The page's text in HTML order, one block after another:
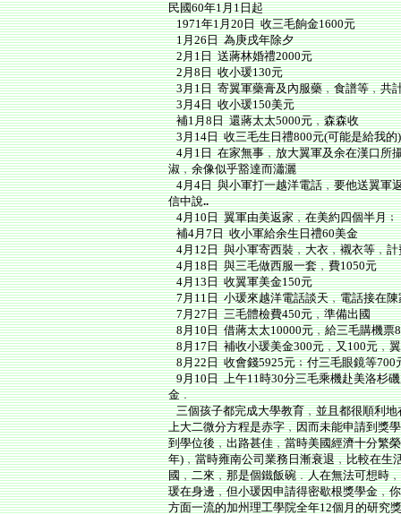
民國60年1月1日起
1971年1月20日 收三毛餉金1600元
1月26日 為庚戌年除夕
2月1日 送蔣林婚禮2000元
2月8日 收小瑗130元
3月1日 寄翼軍藥膏及內服藥﹐食譜等﹐共
3月4日 收小瑗150美元
補1月8日 還蔣太太5000元﹐森森收
3月14日 收三毛生日禮800元(可能是給我的)
4月1日 在家無事﹐放大翼軍及余在漢口所
淑﹐余像似乎豁達而瀟灑
4月4日 與小軍打一越洋電話﹐要他送翼軍
信中說..
4月10日 翼軍由美返家﹐在美約四個半月﹔
補4月7日 收小軍給余生日禮60美金
4月12日 與小軍寄西裝﹐大衣﹐襯衣等﹐計
4月18日 與三毛做西服一套﹐費1050元
4月13日 收翼軍美金150元
7月11日 小瑗來越洋電話談天﹐電話接在陳
7月27日 三毛體檢費450元﹐準備出國
8月10日 借蔣太太10000元﹐給三毛購機票
8月17日 補收小瑗美金300元﹐又100元﹐
8月22日 收會錢5925元﹔付三毛眼鏡等700
9月10日 上午11時30分三毛乘機赴美洛杉
金﹒
三個孩子都完成大學教育﹐並且都很順利地
上大二微分方程是赤字﹐因而未能申請到獎
到學位後﹐出路甚佳﹐當時美國經濟十分繁
年)﹐當時雍南公司業務日漸衰退﹐比較在生
國﹐二來﹐那是個鐵飯碗﹒人在無法可想時
瑗在身邊﹐但小瑗因申請得密歇根獎學金﹐
方面一流的加州理工學院全年12個月的研究